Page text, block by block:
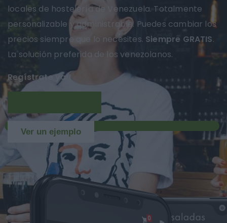
locales de hostelería de Venezuela. Totalmente
personalizable y administrable. Puedes cambiar los
precios siempre que lo necesites. Siempre GRATIS.
La solución preferida de los venezolanos.
Regístrate ya!!
Ver un ejemplo